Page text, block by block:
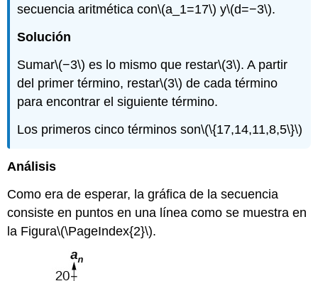
secuencia aritmética con\(a_1=17\) y\(d=−3\).
Solución
Sumar\(−3\) es lo mismo que restar\(3\). A partir
del primer término, restar\(3\) de cada término
para encontrar el siguiente término.
Los primeros cinco términos son\(\{17,14,11,8,5\}\)
Análisis
Como era de esperar, la gráfica de la secuencia
consiste en puntos en una línea como se muestra en
la Figura\(\PageIndex{2}\).